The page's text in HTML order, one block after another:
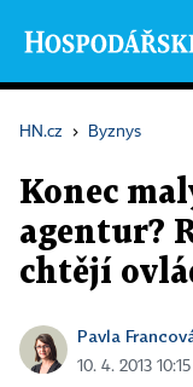
HN.cz › Byznys
Konec
agentur?
chtějí
Pavla
10. 4. 2013